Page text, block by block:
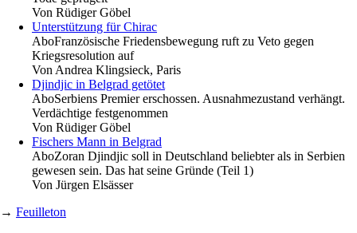
Von Rüdiger Göbel
Unterstützung für Chirac
AboFranzösische Friedensbewegung ruft zu Veto gegen
Kriegsresolution auf
Von Andrea Klingsieck, Paris
Djindjic in Belgrad getötet
AboSerbiens Premier erschossen. Ausnahmezustand verhängt.
Verdächtige festgenommen
Von Rüdiger Göbel
Fischers Mann in Belgrad
AboZoran Djindjic soll in Deutschland beliebter als in Serbien
gewesen sein. Das hat seine Gründe (Teil 1)
Von Jürgen Elsässer
→ Feuilleton